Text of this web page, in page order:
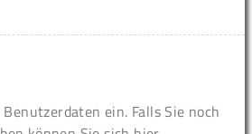
ein. Falls Sie noch